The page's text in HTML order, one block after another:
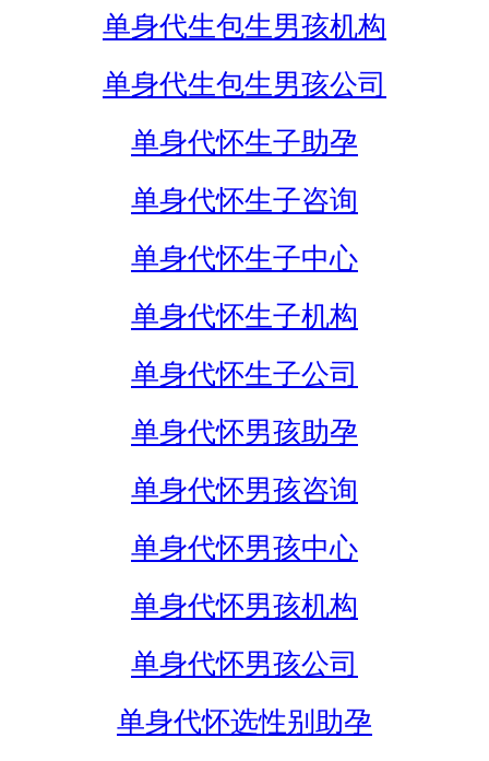
单身代生包生男孩机构
单身代生包生男孩公司
单身代怀生子助孕
单身代怀生子咨询
单身代怀生子中心
单身代怀生子机构
单身代怀生子公司
单身代怀男孩助孕
单身代怀男孩咨询
单身代怀男孩中心
单身代怀男孩机构
单身代怀男孩公司
单身代怀选性别助孕